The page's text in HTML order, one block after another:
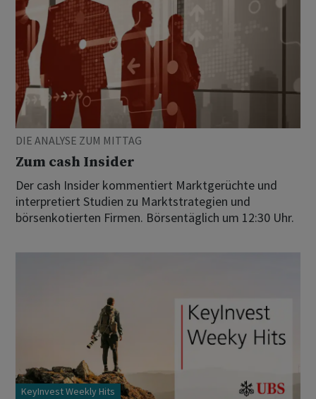
DIE ANALYSE ZUM MITTAG
Zum cash Insider
Der cash Insider kommentiert Marktgerüchte und
interpretiert Studien zu Marktstrategien und
börsenkotierten Firmen. Börsentäglich um 12:30 Uhr.
KeyInvest Weekly Hits